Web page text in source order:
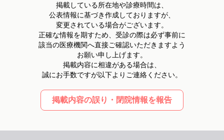
掲載している所在地や診療時間は、
公表情報に基づき作成しておりますが、
変更されている場合がございます。
正確な情報を期すため、受診の際は必ず事前に
該当の医療機関へ直接ご確認いただきますよう
お願い申し上げます。
掲載内容に相違がある場合は、
誠にお手数ですが以下よりご連絡ください。
掲載内容の誤り・閉院情報を報告